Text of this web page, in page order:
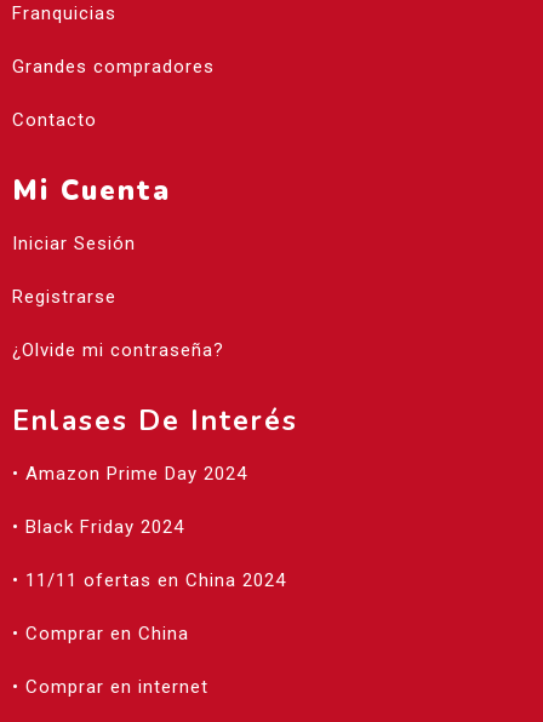
Franquicias
Grandes compradores
Contacto
Mi Cuenta
Iniciar Sesión
Registrarse
¿Olvide mi contraseña?
Enlases De Interés
• Amazon Prime Day 2024
• Black Friday 2024
• 11/11 ofertas en China 2024
• Comprar en China
• Comprar en internet